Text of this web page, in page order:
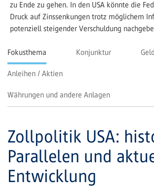
zu Ende zu gehen. In den USA könnte die
Druck auf Zinssenkungen trotz möglichem
potenziell steigender Verschuldung
Fokusthema Konjunktur
Anleihen / Aktien
Währungen und andere Anlagen
Zollpolitik USA:
Parallelen und
Entwicklung